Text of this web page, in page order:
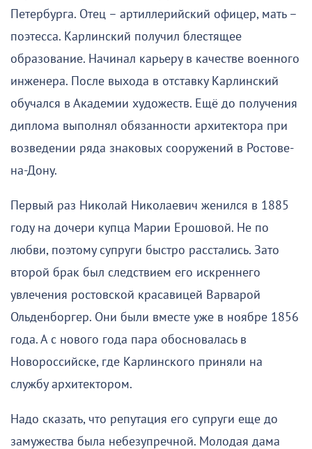
Петербурга. Отец – артиллерийский офицер, мать –
поэтесса. Карлинский получил блестящее
образование. Начинал карьеру в качестве военного
инженера. После выхода в отставку Карлинский
обучался в Академии художеств. Ещё до получения
диплома выполнял обязанности архитектора при
возведении ряда знаковых сооружений в Ростове-
на-Дону.
Первый раз Николай Николаевич женился в 1885
году на дочери купца Марии Ерошовой. Не по
любви, поэтому супруги быстро расстались. Зато
второй брак был следствием его искреннего
увлечения ростовской красавицей Варварой
Ольденборгер. Они были вместе уже в ноябре 1856
года. А с нового года пара обосновалась в
Новороссийске, где Карлинского приняли на
службу архитектором.
Надо сказать, что репутация его супруги еще до
замужества была небезупречной. Молодая дама